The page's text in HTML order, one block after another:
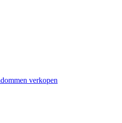
verkopen